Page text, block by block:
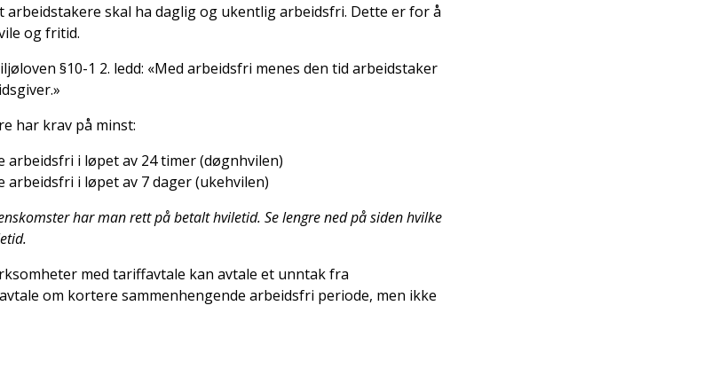
skal ha daglig og ukentlig arbeidsfri. Dette er for å
og fritid.
§10-1 2. ledd: «Med arbeidsfri menes den tid arbeidstaker
har krav på minst:
arbeidsfri i løpet av 24 timer (døgnhvilen)
arbeidsfri i løpet av 7 dager (ukehvilen)
har man rett på betalt hviletid. Se lengre ned på siden hvilke
med tariffavtale kan avtale et unntak fra
om kortere sammenhengende arbeidsfri periode, men ikke